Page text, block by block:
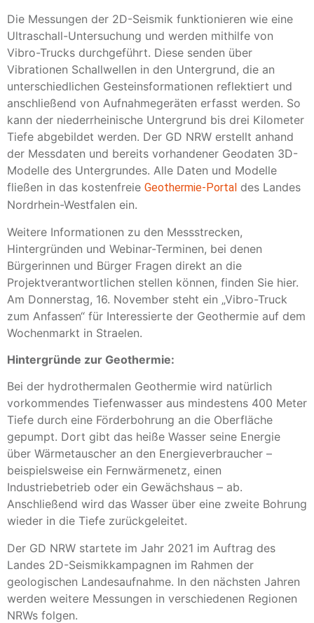
Die Messungen der 2D-Seismik funktionieren wie eine
Ultraschall-Untersuchung und werden mithilfe von
Vibro-Trucks durchgeführt. Diese senden über
Vibrationen Schallwellen in den Untergrund, die an
unterschiedlichen Gesteinsformationen reflektiert und
anschließend von Aufnahmegeräten erfasst werden. So
kann der niederrheinische Untergrund bis drei Kilometer
Tiefe abgebildet werden. Der GD NRW erstellt anhand
der Messdaten und bereits vorhandener Geodaten 3D-
Modelle des Untergrundes. Alle Daten und Modelle
fließen in das kostenfreie Geothermie-Portal des Landes
Nordrhein-Westfalen ein.
Weitere Informationen zu den Messstrecken,
Hintergründen und Webinar-Terminen, bei denen
Bürgerinnen und Bürger Fragen direkt an die
Projektverantwortlichen stellen können, finden Sie hier.
Am Donnerstag, 16. November steht ein „Vibro-Truck
zum Anfassen“ für Interessierte der Geothermie auf dem
Wochenmarkt in Straelen.
Hintergründe zur Geothermie:
Bei der hydrothermalen Geothermie wird natürlich
vorkommendes Tiefenwasser aus mindestens 400 Meter
Tiefe durch eine Förderbohrung an die Oberfläche
gepumpt. Dort gibt das heiße Wasser seine Energie
über Wärmetauscher an den Energieverbraucher –
beispielsweise ein Fernwärmenetz, einen
Industriebetrieb oder ein Gewächshaus – ab.
Anschließend wird das Wasser über eine zweite Bohrung
wieder in die Tiefe zurückgeleitet.
Der GD NRW startete im Jahr 2021 im Auftrag des
Landes 2D-Seismikkampagnen im Rahmen der
geologischen Landesaufnahme. In den nächsten Jahren
werden weitere Messungen in verschiedenen Regionen
NRWs folgen.